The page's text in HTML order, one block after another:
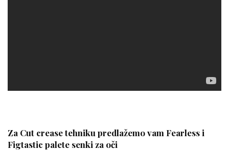
Za Cut crease tehniku predlažemo vam Fearless i
Figtastic palete senki za oči